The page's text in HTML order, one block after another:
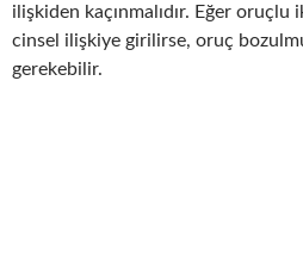
ilişkiden kaçınmalıdır. Eğer
cinsel ilişkiye girilirse, oruç
gerekebilir.